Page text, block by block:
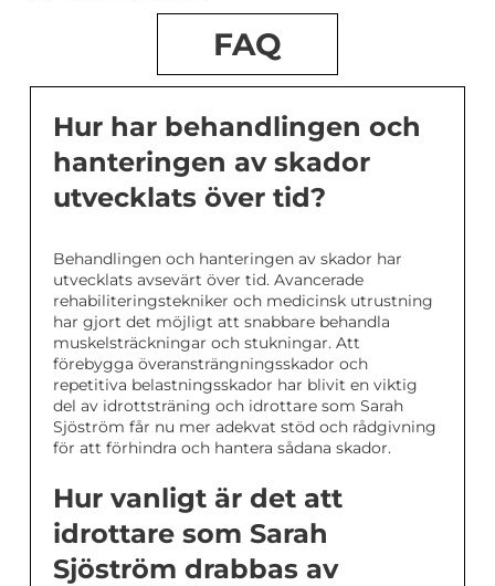
FAQ
Hur har behandlingen och
hanteringen av skador
utvecklats över tid?
Behandlingen och hanteringen av skador har
utvecklats avsevärt över tid. Avancerade
rehabiliteringstekniker och medicinsk utrustning
har gjort det möjligt att snabbare behandla
muskelsträckningar och stukningar. Att
förebygga överansträngningsskador och
repetitiva belastningsskador har blivit en viktig
del av idrottsträning och idrottare som Sarah
Sjöström får nu mer adekvat stöd och rådgivning
för att förhindra och hantera sådana skador.
Hur vanligt är det att
idrottare som Sarah
Sjöström drabbas av